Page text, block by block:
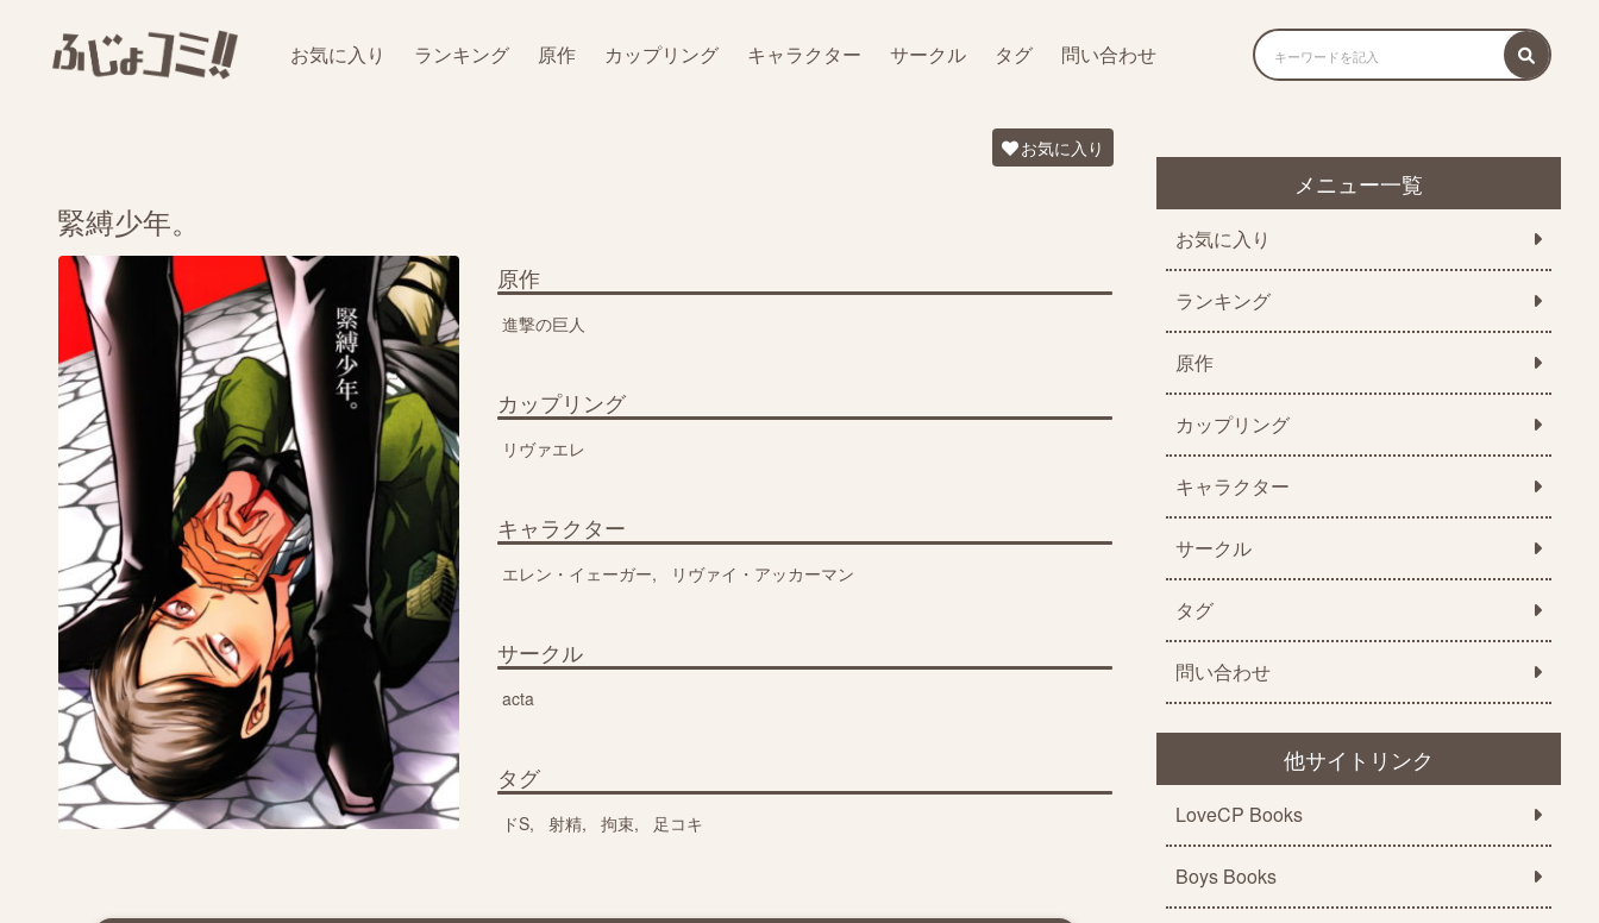
お気に入り ランキング 原作 カップリング キャラクター サークル タグ 問い合わせ
お気に入り
緊縛少年。
原作
進撃の巨人
カップリング
リヴァエレ
キャラクター
エレン・イェーガー リヴァイ・アッカーマン
サークル
acta
タグ
ドS 射精 拘束 足コキ
メニュー一覧
お気に入り
ランキング
原作
カップリング
キャラクター
サークル
タグ
問い合わせ
他サイトリンク
LoveCP Books
Boys Books